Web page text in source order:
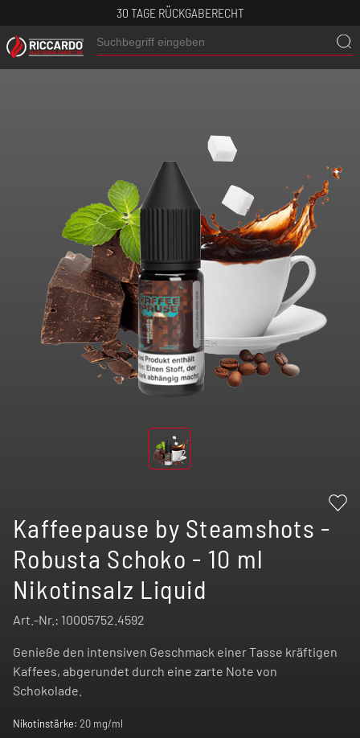
30 TAGE RÜCKGABERECHT
Kaffeepause by Steamshots -
Robusta Schoko - 10 ml
Nikotinsalz Liquid
Art.-Nr.: 10005752.4592
Genieße den intensiven Geschmack einer Tasse kräftigen
Kaffees, abgerundet durch eine zarte Note von
Schokolade.
Nikotinstärke: 20 mg/ml